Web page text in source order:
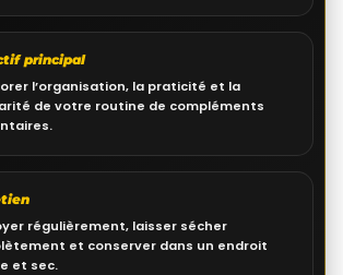
principal
l’organisation, la praticité et la
de votre routine de compléments
régulièrement, laisser sécher
et conserver dans un endroit
et sec.